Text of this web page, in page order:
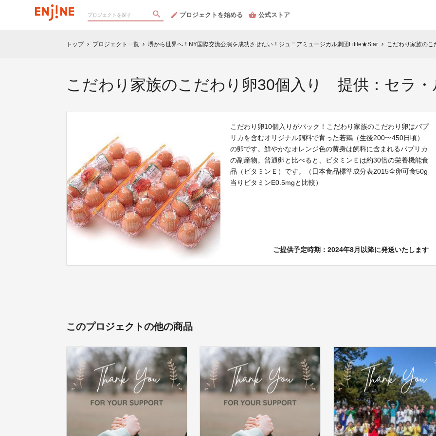
プロジェクトを始める 公式ストア
トップ chevron_right プロジェクト一覧 chevron_right 堺から世界へ！NY国際交流公演を成功させたい！ジュニアミュージカル劇団Little★Star chevron_right こだわり家族の
こだわり家族のこだわり卵30個入り 提供：セラ・
こだわり卵10個入りがパック！こだわり家族のこだわり卵はパプ
リカを含むオリジナル飼料で育った若鶏（生後200〜450日頃）
の卵です。鮮やかなオレンジ色の黄身は飼料に含まれるパプリカ
の副産物。普通卵と比べると、ビタミンＥは約30倍の栄養機能食
品（ビタミンＥ）です。（日本食品標準成分表2015全卵可食50g
当りビタミンE0.5mgと比較）
ご提供予定時期：2024年8月以降に発送いたします
このプロジェクトの他の商品